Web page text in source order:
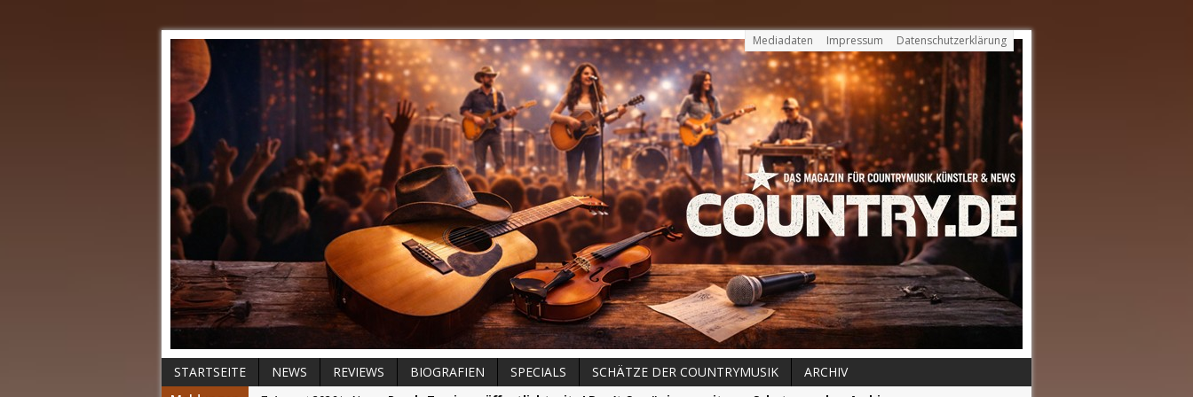
Mediadaten Impressum Datenschutzerklärung
STARTSEITE NEWS REVIEWS BIOGRAFIEN SPECIALS SCHÄTZE DER COUNTRYMUSIK
ARCHIV